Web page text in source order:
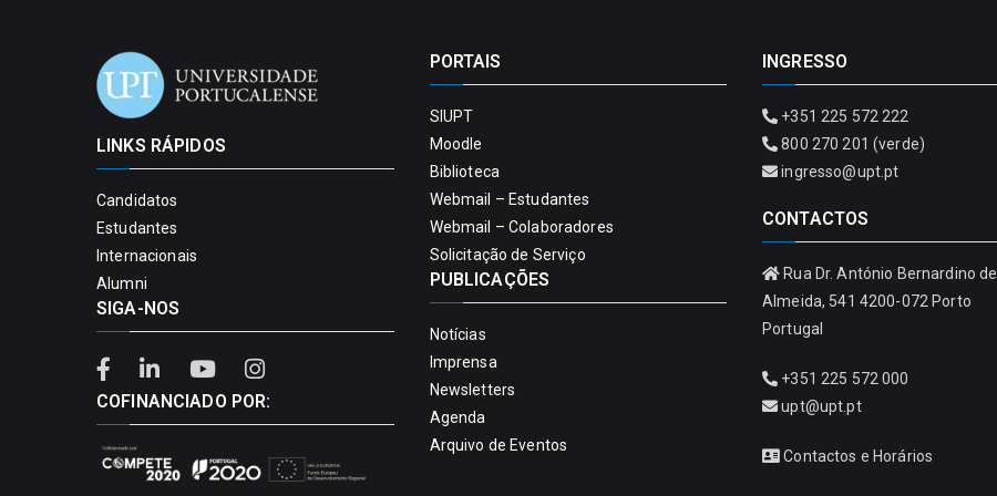
LINKS RÁPIDOS
Candidatos
Estudantes
Internacionais
Alumni
SIGA-NOS
COFINANCIADO POR:
PORTAIS
SIUPT
Moodle
Biblioteca
Webmail – Estudantes
Webmail – Colaboradores
Solicitação de Serviço
PUBLICAÇÕES
Notícias
Imprensa
Newsletters
Agenda
Arquivo de Eventos
INGRESSO
+351 225 572 222
800 270 201 (verde)
ingresso@upt.pt
CONTACTOS
Rua Dr. António Bernardino de
Almeida, 541 4200-072 Porto
Portugal
+351 225 572 000
upt@upt.pt
Contactos e Horários